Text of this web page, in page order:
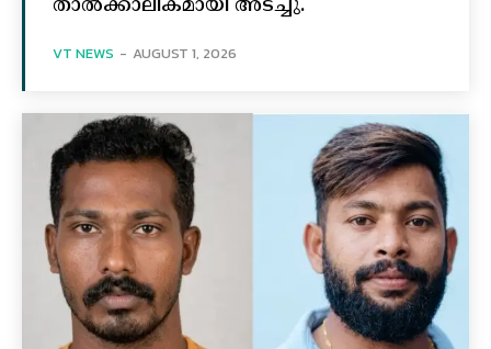
താല്‍ക്കാലികമായി അടച്ചു.
VT NEWS - AUGUST 1, 2026